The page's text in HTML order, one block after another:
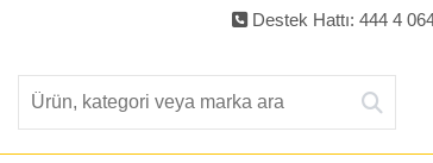
Destek Hattı: 444 4